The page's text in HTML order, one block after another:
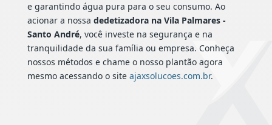
e garantindo água pura para o seu consumo. Ao
acionar a nossa dedetizadora na Vila Palmares -
Santo André, você investe na segurança e na
tranquilidade da sua família ou empresa. Conheça
nossos métodos e chame o nosso plantão agora
mesmo acessando o site ajaxsolucoes.com.br.